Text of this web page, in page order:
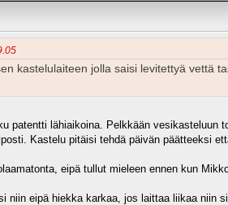
kastelulaiteen jolla saisi levitettyä vettä
patentti lähiaikoina. Pelkkään
Kastelu pitäisi tehdä päivän päätteeksi
eipä tullut mieleen ennen kun
niin eipä hiekka karkaa, jos laittaa liikaa niin